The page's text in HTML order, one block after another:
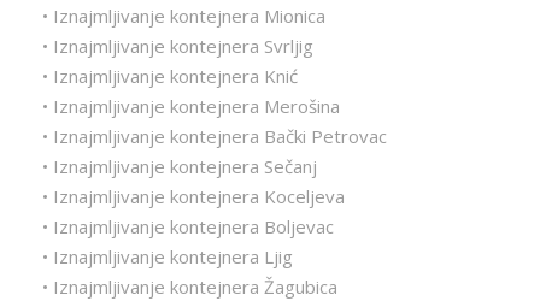
• Iznajmljivanje kontejnera Mionica
• Iznajmljivanje kontejnera Svrljig
• Iznajmljivanje kontejnera Knić
• Iznajmljivanje kontejnera Merošina
• Iznajmljivanje kontejnera Bački Petrovac
• Iznajmljivanje kontejnera Sečanj
• Iznajmljivanje kontejnera Koceljeva
• Iznajmljivanje kontejnera Boljevac
• Iznajmljivanje kontejnera Ljig
• Iznajmljivanje kontejnera Žagubica